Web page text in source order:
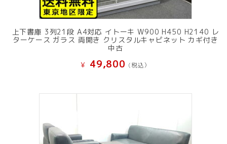
上下書庫 3列21段 A4対応 イトーキ W900 H450 H2140 レ
ターケース ガラス 両開き クリスタルキャビネット カギ付き
中古
¥ 49,800 (税込）